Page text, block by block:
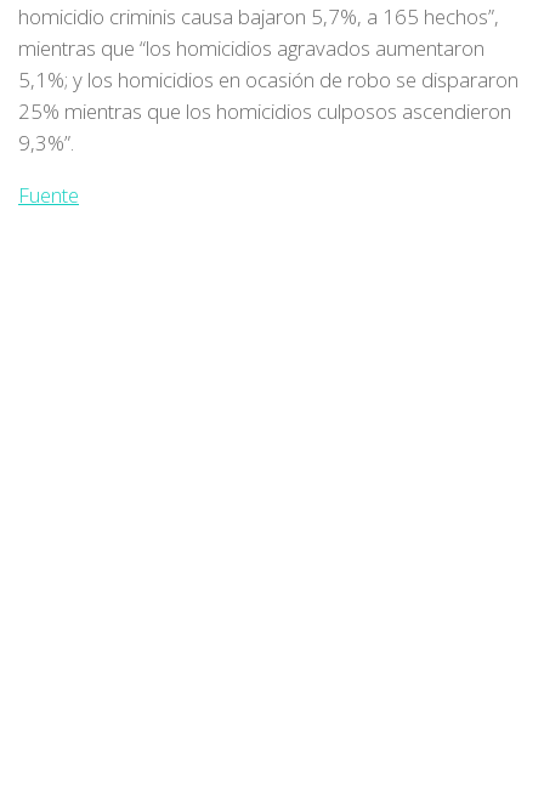
homicidio criminis causa bajaron 5,7%, a 165 hechos”,
mientras que “los homicidios agravados aumentaron
5,1%; y los homicidios en ocasión de robo se dispararon
25% mientras que los homicidios culposos ascendieron
9,3%”.
Fuente